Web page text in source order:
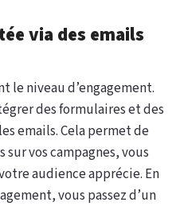
via des emails
le niveau d’engagement.
des formulaires et des
emails. Cela permet de
vos campagnes, vous
audience apprécie. En
vous passez d’un